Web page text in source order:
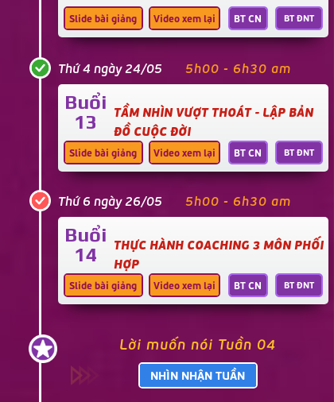
Lời muốn nói Tuần 04
NHÌN NHẬN TUẦN
BT CN
Slide bài giảng Video xem lại BT ĐNT
Buổi
13
TẦM NHÌN VƯỢT THOÁT - LẬP BẢN
ĐỒ CUỘC ĐỜI
Thứ 4 ngày 24/05 5h00 - 6h30 am
BT CN
Slide bài giảng Video xem lại BT ĐNT
Buổi
14
THỰC HÀNH COACHING 3 MÔN PHỐI
HỢP
Thứ 6 ngày 26/05 5h00 - 6h30 am
BT CN
Slide bài giảng Video xem lại BT ĐNT